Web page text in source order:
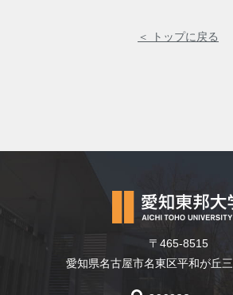
＜ トップに戻る
〒465-8515
愛知県名古屋市名東区平和が丘